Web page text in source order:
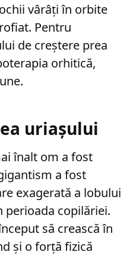
vârâți în orbite
Pentru
de creștere prea
orhitică,
uriașului
înalt om a fost
a fost
exagerată a lobului
perioada copilăriei.
să crească în
și o forță fizică